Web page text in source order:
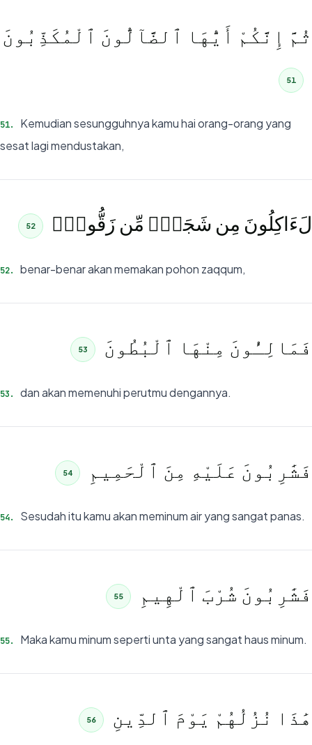
ثُمَّ إِنَّكُمْ أَيُّهَا ٱلضَّآلُّونَ ٱلْمُكَذِّبُونَ
51
51.
Kemudian sesungguhnya kamu hai orang-orang yang
sesat lagi mendustakan,
لَءَاكِلُونَ مِن شَجَرٍۢ مِّن زَقُّومٍۢ 52
52. benar-benar akan memakan pohon zaqqum,
فَمَالِـُٔونَ مِنْهَا ٱلْبُطُونَ 53
53. dan akan memenuhi perutmu dengannya.
فَشَٰرِبُونَ عَلَيْهِ مِنَ ٱلْحَمِيمِ 54
54. Sesudah itu kamu akan meminum air yang sangat panas.
فَشَٰرِبُونَ شُرْبَ ٱلْهِيمِ 55
55. Maka kamu minum seperti unta yang sangat haus minum.
هَٰذَا نُزُلُهُمْ يَوْمَ ٱلدِّينِ 56